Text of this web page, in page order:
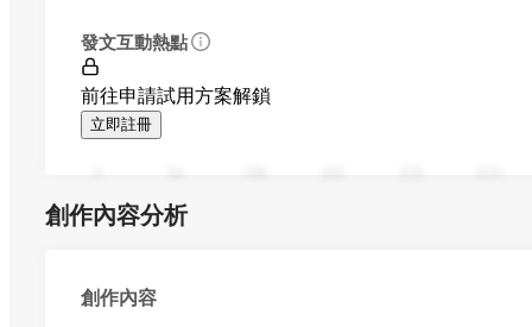
發文互動熱點
前往申請試用方案解鎖
立即註冊
創作內容分析
創作內容